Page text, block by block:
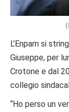
L’Enpam si
Giuseppe, per
Crotone e dal
collegio
“Ho perso un